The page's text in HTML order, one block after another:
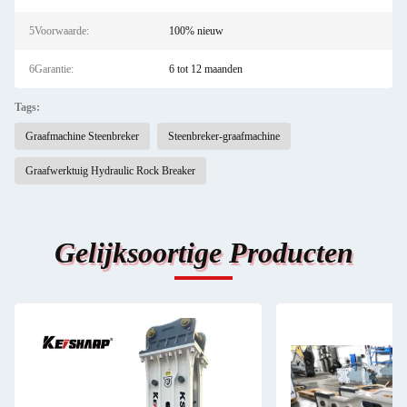
5Voorwaarde: 100% nieuw
6Garantie: 6 tot 12 maanden
Tags:
Graafmachine Steenbreker Steenbreker-graafmachine
Graafwerktuig Hydraulic Rock Breaker
Gelijksoortige Producten